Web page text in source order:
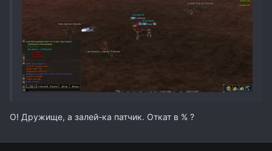
О! Дружище, а залей-ка патчик. Откат в % ?